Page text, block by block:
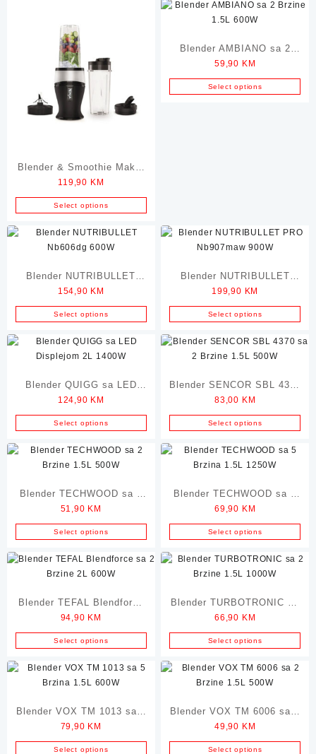
Blender & Smoothie Maker
NINJA 700W 1.7L
119,90 KM
Select options
Blender AMBIANO sa 2
Brzine 1.5L 600W
59,90 KM
Select options
Blender NUTRIBULLET
Nb606dg 600W
154,90 KM
Select options
Blender NUTRIBULLET
PRO Nb907maw 900W
199,90 KM
Select options
Blender QUIGG sa LED
Displejom 2L 1400W
124,90 KM
Select options
Blender SENCOR SBL 4370
sa 2 Brzine 1.5L 500W
83,00 KM
Select options
Blender TECHWOOD sa 2
Brzine 1.5L 500W
51,90 KM
Select options
Blender TECHWOOD sa 5
Brzina 1.5L 1250W
69,90 KM
Select options
Blender TEFAL Blendforce
sa 2 Brzine 2L 600W
94,90 KM
Select options
Blender TURBOTRONIC sa
2 Brzine 1.5L 1000W
66,90 KM
Select options
Blender VOX TM 1013 sa 5
Brzina 1.5L 600W
79,90 KM
Select options
Blender VOX TM 6006 sa 2
Brzine 1.5L 500W
49,90 KM
Select options